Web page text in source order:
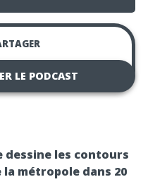
LE PODCAST
dessine les contours
métropole dans 20